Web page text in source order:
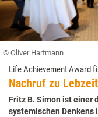
© Oliver Hartmann
Life Achievement Award
Nachruf zu
Fritz B. Simon ist einer
systemischen Denkens